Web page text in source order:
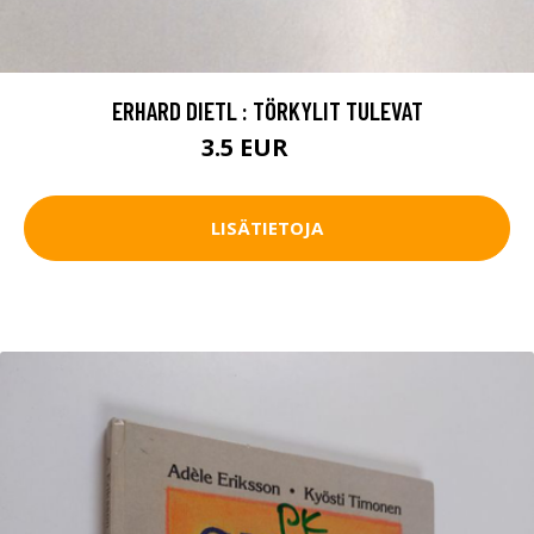
ERHARD DIETL : TÖRKYLIT TULEVAT
3.5 EUR
LISÄTIETOJA